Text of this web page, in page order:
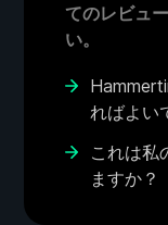
てのレビュ
い。
ればよい
これは私
ますか？